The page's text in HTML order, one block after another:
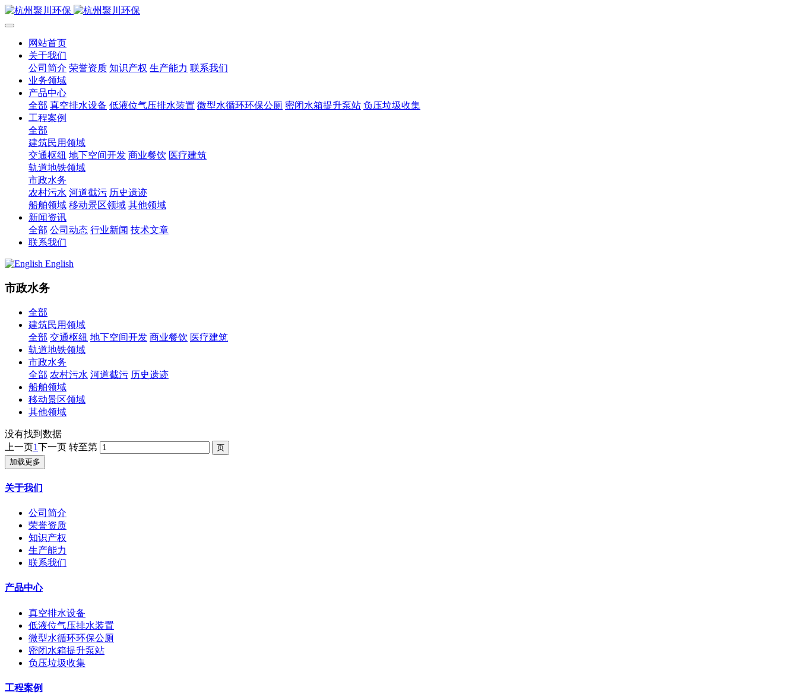
网站首页
关于我们
公司简介 荣誉资质 知识产权 生产能力 联系我们
业务领域
产品中心
全部 真空排水设备 低液位气压排水装置 微型水循环环保公厕 密闭水箱提升泵站 负压垃圾收集
工程案例
全部
建筑民用领域
交通枢纽 地下空间开发 商业餐饮 医疗建筑
轨道地铁领域
市政水务
农村污水 河道截污 历史遗迹
船舶领域 移动景区领域 其他领域
新闻资讯
全部 公司动态 行业新闻 技术文章
联系我们
English
市政水务
全部
建筑民用领域
全部 交通枢纽 地下空间开发 商业餐饮 医疗建筑
轨道地铁领域
市政水务
全部 农村污水 河道截污 历史遗迹
船舶领域
移动景区领域
其他领域
没有找到数据
上一页1下一页 转至第
加载更多
关于我们
公司简介
荣誉资质
知识产权
生产能力
联系我们
产品中心
真空排水设备
低液位气压排水装置
微型水循环环保公厕
密闭水箱提升泵站
负压垃圾收集
工程案例